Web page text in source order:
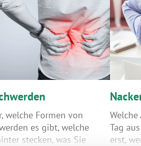
welche Formen von
es gibt, welche
stecken, was Sie
Tag
erst,